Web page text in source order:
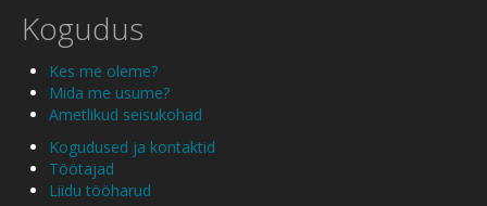
Kogudus
Kes me oleme?
Mida me usume?
Ametlikud seisukohad
Kogudused ja kontaktid
Töötajad
Liidu tööharud